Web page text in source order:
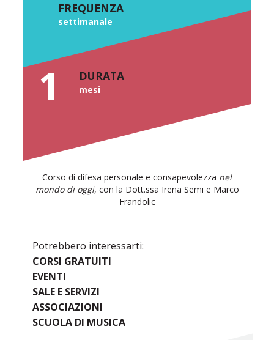
FREQUENZA
settimanale
1 DURATA
mesi
Corso di difesa personale e consapevolezza nel
mondo di oggi, con la Dott.ssa Irena Semi e Marco
Frandolic
Potrebbero interessarti:
CORSI GRATUITI
EVENTI
SALE E SERVIZI
ASSOCIAZIONI
SCUOLA DI MUSICA